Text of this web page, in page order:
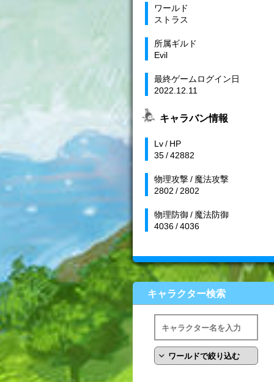
ワールド
ストラス
所属ギルド
Evil
最終ゲームログイン日
2022.12.11
キャラバン情報
Lv / HP
35 / 42882
物理攻撃 / 魔法攻撃
2802 / 2802
物理防御 / 魔法防御
4036 / 4036
キャラクター検索